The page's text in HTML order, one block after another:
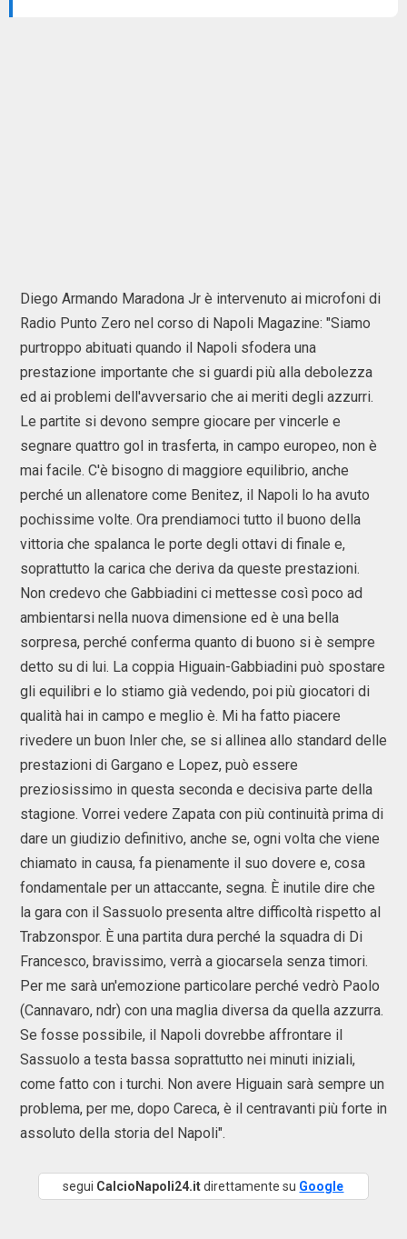
Diego Armando Maradona Jr è intervenuto ai microfoni di
Radio Punto Zero nel corso di Napoli Magazine: "Siamo
purtroppo abituati quando il Napoli sfodera una
prestazione importante che si guardi più alla debolezza
ed ai problemi dell'avversario che ai meriti degli azzurri.
Le partite si devono sempre giocare per vincerle e
segnare quattro gol in trasferta, in campo europeo, non è
mai facile. C'è bisogno di maggiore equilibrio, anche
perché un allenatore come Benitez, il Napoli lo ha avuto
pochissime volte. Ora prendiamoci tutto il buono della
vittoria che spalanca le porte degli ottavi di finale e,
soprattutto la carica che deriva da queste prestazioni.
Non credevo che Gabbiadini ci mettesse così poco ad
ambientarsi nella nuova dimensione ed è una bella
sorpresa, perché conferma quanto di buono si è sempre
detto su di lui. La coppia Higuain-Gabbiadini può spostare
gli equilibri e lo stiamo già vedendo, poi più giocatori di
qualità hai in campo e meglio è. Mi ha fatto piacere
rivedere un buon Inler che, se si allinea allo standard delle
prestazioni di Gargano e Lopez, può essere
preziosissimo in questa seconda e decisiva parte della
stagione. Vorrei vedere Zapata con più continuità prima di
dare un giudizio definitivo, anche se, ogni volta che viene
chiamato in causa, fa pienamente il suo dovere e, cosa
fondamentale per un attaccante, segna. È inutile dire che
la gara con il Sassuolo presenta altre difficoltà rispetto al
Trabzonspor. È una partita dura perché la squadra di Di
Francesco, bravissimo, verrà a giocarsela senza timori.
Per me sarà un'emozione particolare perché vedrò Paolo
(Cannavaro, ndr) con una maglia diversa da quella azzurra.
Se fosse possibile, il Napoli dovrebbe affrontare il
Sassuolo a testa bassa soprattutto nei minuti iniziali,
come fatto con i turchi. Non avere Higuain sarà sempre un
problema, per me, dopo Careca, è il centravanti più forte in
assoluto della storia del Napoli".
segui CalcioNapoli24.itdirettamente su Google